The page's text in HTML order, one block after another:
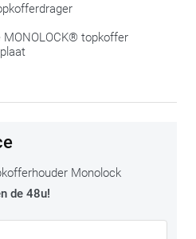
topkoffer
Monolock
de 48u!